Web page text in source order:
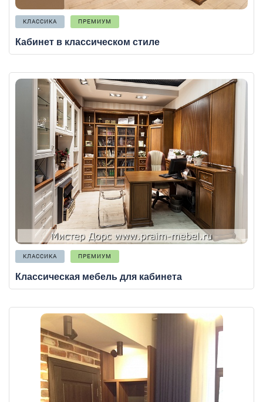
КЛАССИКА ПРЕМИУМ
Кабинет в классическом стиле
КЛАССИКА ПРЕМИУМ
Классическая мебель для кабинета